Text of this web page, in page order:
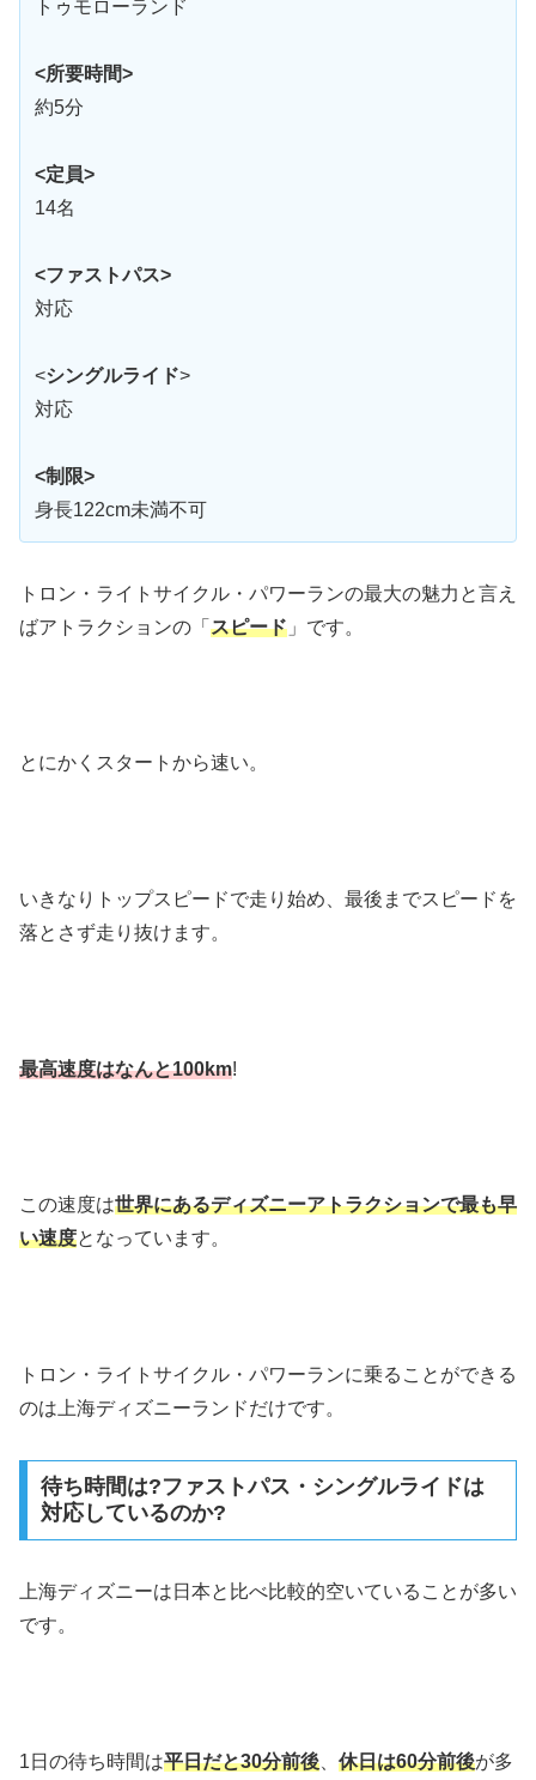
トゥモローランド
<所要時間>
約5分
<定員>
14名
<ファストパス>
対応
<シングルライド>
対応
<制限>
身長122cm未満不可
トロン・ライトサイクル・パワーランの最大の魅力と言え
ばアトラクションの「 スピード 」です。
とにかくスタートから速い。
いきなりトップスピードで走り始め、最後までスピードを
落とさず走り抜けます。
最高速度はなんと100km!
この速度は世界にあるディズニーアトラクションで最も早
い速度となっています。
トロン・ライトサイクル・パワーランに乗ることができる
のは上海ディズニーランドだけです。
待ち時間は?ファストパス・シングルライドは
対応しているのか?
上海ディズニーは日本と比べ比較的空いていることが多い
です。
1日の待ち時間は平日だと30分前後 休日は60分前後が多